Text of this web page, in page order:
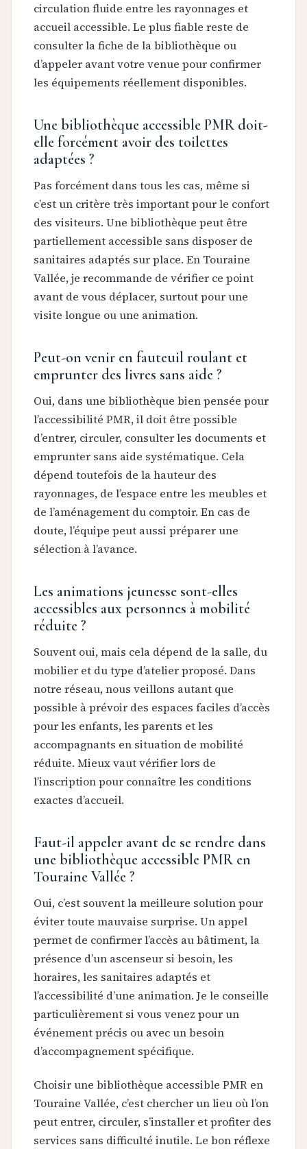
circulation fluide entre les rayonnages et
accueil accessible. Le plus fiable reste de
consulter la fiche de la bibliothèque ou
d’appeler avant votre venue pour confirmer
les équipements réellement disponibles.
Une bibliothèque accessible PMR doit-
elle forcément avoir des toilettes
adaptées ?
Pas forcément dans tous les cas, même si
c’est un critère très important pour le confort
des visiteurs. Une bibliothèque peut être
partiellement accessible sans disposer de
sanitaires adaptés sur place. En Touraine
Vallée, je recommande de vérifier ce point
avant de vous déplacer, surtout pour une
visite longue ou une animation.
Peut-on venir en fauteuil roulant et
emprunter des livres sans aide ?
Oui, dans une bibliothèque bien pensée pour
l’accessibilité PMR, il doit être possible
d’entrer, circuler, consulter les documents et
emprunter sans aide systématique. Cela
dépend toutefois de la hauteur des
rayonnages, de l’espace entre les meubles et
de l’aménagement du comptoir. En cas de
doute, l’équipe peut aussi préparer une
sélection à l’avance.
Les animations jeunesse sont-elles
accessibles aux personnes à mobilité
réduite ?
Souvent oui, mais cela dépend de la salle, du
mobilier et du type d’atelier proposé. Dans
notre réseau, nous veillons autant que
possible à prévoir des espaces faciles d’accès
pour les enfants, les parents et les
accompagnants en situation de mobilité
réduite. Mieux vaut vérifier lors de
l’inscription pour connaître les conditions
exactes d’accueil.
Faut-il appeler avant de se rendre dans
une bibliothèque accessible PMR en
Touraine Vallée ?
Oui, c’est souvent la meilleure solution pour
éviter toute mauvaise surprise. Un appel
permet de confirmer l’accès au bâtiment, la
présence d’un ascenseur si besoin, les
horaires, les sanitaires adaptés et
l’accessibilité d’une animation. Je le conseille
particulièrement si vous venez pour un
événement précis ou avec un besoin
d’accompagnement spécifique.
Choisir une bibliothèque accessible PMR en
Touraine Vallée, c’est chercher un lieu où l’on
peut entrer, circuler, s’installer et profiter des
services sans difficulté inutile. Le bon réflexe